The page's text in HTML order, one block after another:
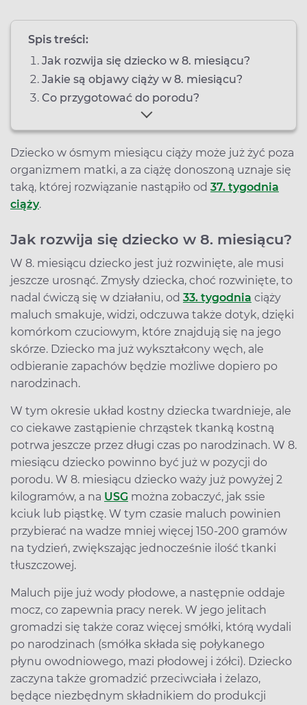
Spis treści:
Jak rozwija się dziecko w 8. miesiącu?
Jakie są objawy ciąży w 8. miesiącu?
Co przygotować do porodu?
Dziecko w ósmym miesiącu ciąży może już żyć poza
organizmem matki, a za ciążę donoszoną uznaje się
taką, której rozwiązanie nastąpiło od 37. tygodnia
ciąży.
Jak rozwija się dziecko w 8. miesiącu?
W 8. miesiącu dziecko jest już rozwinięte, ale musi
jeszcze urosnąć. Zmysły dziecka, choć rozwinięte, to
nadal ćwiczą się w działaniu, od 33. tygodnia ciąży
maluch smakuje, widzi, odczuwa także dotyk, dzięki
komórkom czuciowym, które znajdują się na jego
skórze. Dziecko ma już wykształcony węch, ale
odbieranie zapachów będzie możliwe dopiero po
narodzinach.
W tym okresie układ kostny dziecka twardnieje, ale
co ciekawe zastąpienie chrząstek tkanką kostną
potrwa jeszcze przez długi czas po narodzinach. W 8.
miesiącu dziecko powinno być już w pozycji do
porodu. W 8. miesiącu dziecko waży już powyżej 2
kilogramów, a na USG można zobaczyć, jak ssie
kciuk lub piąstkę. W tym czasie maluch powinien
przybierać na wadze mniej więcej 150-200 gramów
na tydzień, zwiększając jednocześnie ilość tkanki
tłuszczowej.
Maluch pije już wody płodowe, a następnie oddaje
mocz, co zapewnia pracy nerek. W jego jelitach
gromadzi się także coraz więcej smółki, którą wydali
po narodzinach (smółka składa się połykanego
płynu owodniowego, mazi płodowej i żółci). Dziecko
zaczyna także gromadzić przeciwciała i żelazo,
będące niezbędnym składnikiem do produkcji